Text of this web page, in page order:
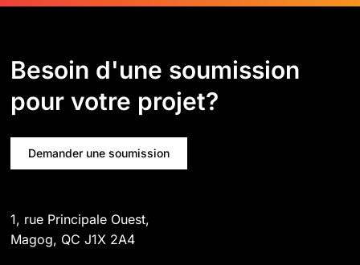
Besoin d'une soumission
pour votre projet?
Demander une soumission
1, rue Principale Ouest,
Magog, QC J1X 2A4